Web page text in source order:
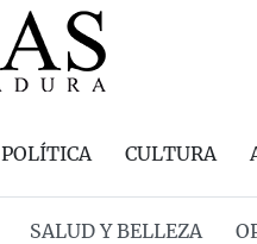
POLÍTICA CULTURA
SALUD Y BELLEZA